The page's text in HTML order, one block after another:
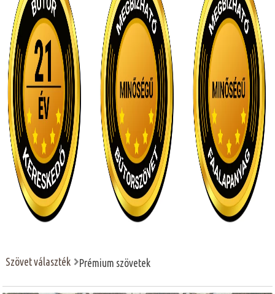
Szövet választék Prémium szövetek